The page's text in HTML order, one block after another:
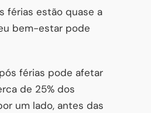
férias estão quase a
bem-estar pode
férias pode afetar
de 25% dos
um lado, antes das